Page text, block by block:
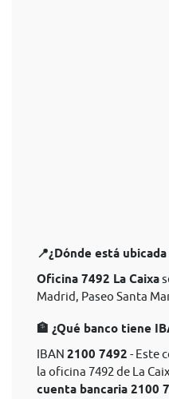
📍¿Dónde está
Oficina 7492 La Caixa
Madrid, Paseo Santa
🏦 ¿Qué banco tiene
IBAN 2100 7492 - Este
la oficina 7492 de La
cuenta bancaria 2100